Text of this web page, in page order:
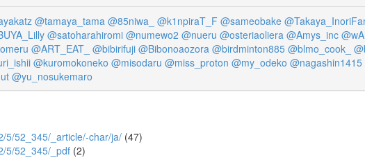
@tamaya_tama @85niwa_ @k1npiraT_F @sameobake
@satoharahiromi @numewo2 @nueru @osteriaoliera @Amys_inc
@ART_EAT_ @bibirifuji @Bibonoaozora @birdminton885 @blmo_cook_
@kuromokoneko @misodaru @miss_proton @my_odeko @nagashin1415
@yu_nosukemaro
5/52_345/_article/-char/ja/ (47)
5/52_345/_pdf (2)